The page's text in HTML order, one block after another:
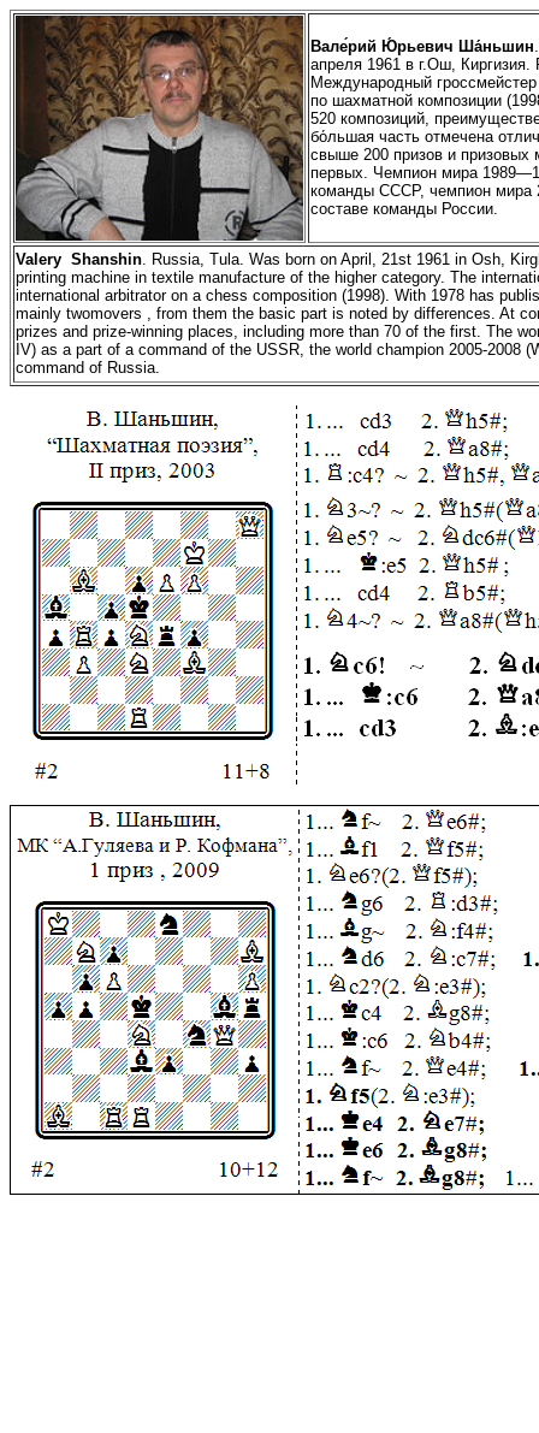
Вале́рий Ю́рьевич Ша́ньшин
апреля 1961 в г.Ош, Киргизия.
Международный гроссмейстер
по шахматной композиции
520 композиций,
бо́льшая часть отмечена
свыше 200 призов и призовых
первых. Чемпион мира
команды СССР, чемпион мира
составе команды России.
Valery Shanshin. Russia, Tula. Was born on April, 21st 1961 in Osh,
printing machine in textile manufacture of the higher category. The
international arbitrator on a chess composition (1998). With 1978 has
mainly twomovers , from them the basic part is noted by differences. At
prizes and prize-winning places, including more than 70 of the first. The
IV) as a part of a command of the USSR, the world champion 2005-2008
command of Russia.